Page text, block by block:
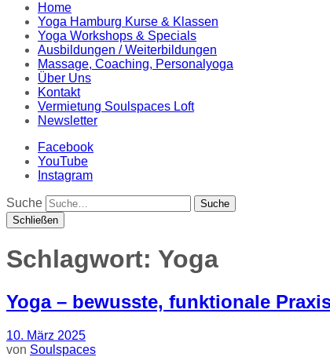
Home
Yoga Hamburg Kurse & Klassen
Yoga Workshops & Specials
Ausbildungen / Weiterbildungen
Massage, Coaching, Personalyoga
Über Uns
Kontakt
Vermietung Soulspaces Loft
Newsletter
Facebook
YouTube
Instagram
Suche
Schließen
Schlagwort: Yoga
Yoga – bewusste, funktionale
10. März 2025
von Soulspaces